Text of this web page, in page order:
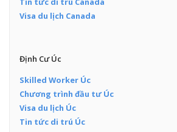
Visa du lịch Canada
Định Cư Úc
Skilled Worker Úc
Chương trình đầu tư Úc
Visa du lịch Úc
Tin tức di trú Úc